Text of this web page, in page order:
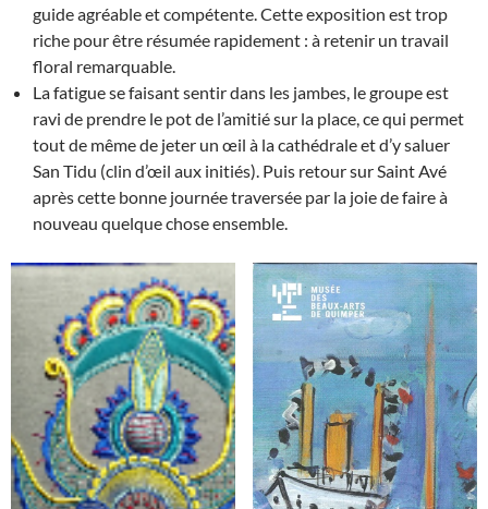
guide agréable et compétente. Cette exposition est trop
riche pour être résumée rapidement : à retenir un travail
floral remarquable.
La fatigue se faisant sentir dans les jambes, le groupe est
ravi de prendre le pot de l’amitié sur la place, ce qui permet
tout de même de jeter un œil à la cathédrale et d’y saluer
San Tidu (clin d’œil aux initiés). Puis retour sur Saint Avé
après cette bonne journée traversée par la joie de faire à
nouveau quelque chose ensemble.